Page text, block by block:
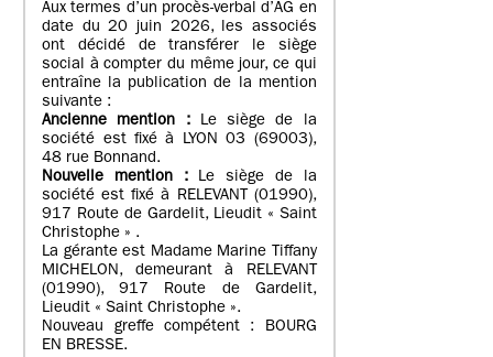
Aux termes d’un procès-verbal d’AG en
date du 20 juin 2026, les associés
ont décidé de transférer le siège
social à compter du même jour, ce qui
entraîne la publication de la mention
suivante :
Ancienne mention : Le siège de la
société est fixé à LYON 03 (69003),
48 rue Bonnand.
Nouvelle mention :
Le siège de la
société est fixé à RELEVANT (01990),
917 Route de Gardelit, Lieudit « Saint
Christophe » .
La gérante est Madame Marine Tiffany
MICHELON, demeurant à RELEVANT
(01990), 917 Route de Gardelit,
Lieudit « Saint Christophe ».
Nouveau greffe compétent : BOURG
EN BRESSE.